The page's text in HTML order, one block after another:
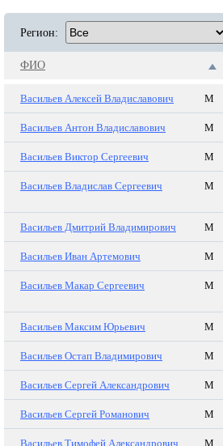
Регион:
ФИО
Васильев Алексей Владиславович М
Васильев Антон Владиславович М
Васильев Виктор Сергеевич М
Васильев Владислав Сергеевич М
Васильев Дмитрий Владимирович М
Васильев Иван Артемович М
Васильев Макар Сергеевич М
Васильев Максим Юрьевич М
Васильев Остап Владимирович М
Васильев Сергей Александрович М
Васильев Сергей Романович М
Васильев Тимофей Александрович М